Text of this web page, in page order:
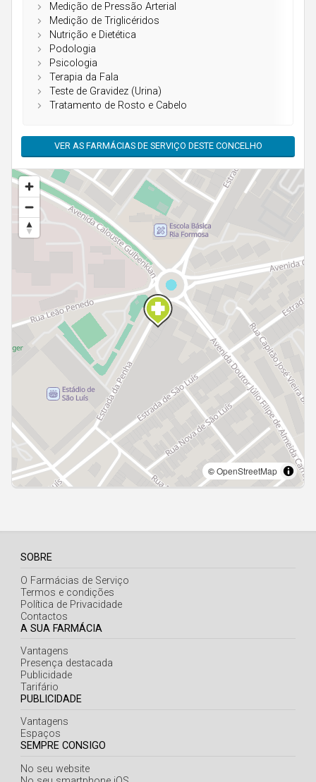
Medição de Pressão Arterial
Medição de Triglicéridos
Nutrição e Dietética
Podologia
Psicologia
Terapia da Fala
Teste de Gravidez (Urina)
Tratamento de Rosto e Cabelo
VER AS FARMÁCIAS DE SERVIÇO DESTE CONCELHO
SOBRE
O Farmácias de Serviço
Termos e condições
Política de Privacidade
Contactos
A SUA FARMÁCIA
Vantagens
Presença destacada
Publicidade
Tarifário
PUBLICIDADE
Vantagens
Espaços
SEMPRE CONSIGO
No seu website